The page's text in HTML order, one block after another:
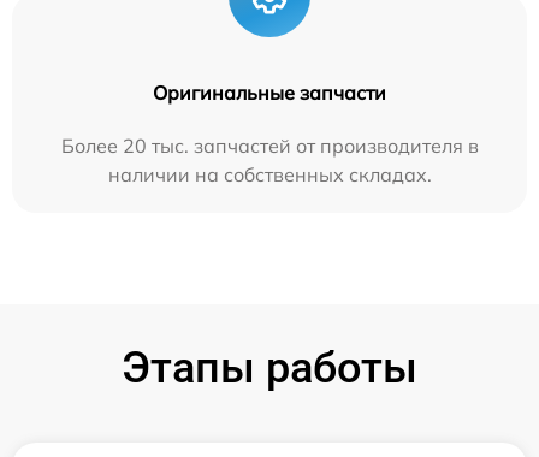
Оригинальные запчасти
Более 20 тыс. запчастей от производителя в
наличии на собственных складах.
Этапы работы